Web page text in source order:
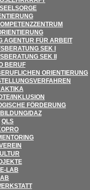
AGEN­TUR FÜR ARBEIT
SEK I
SEK II
BERUF
ORIENTIERUNG
​​INKLUSION
FÖRDERUNG
​​DAZ
QLS
LAB